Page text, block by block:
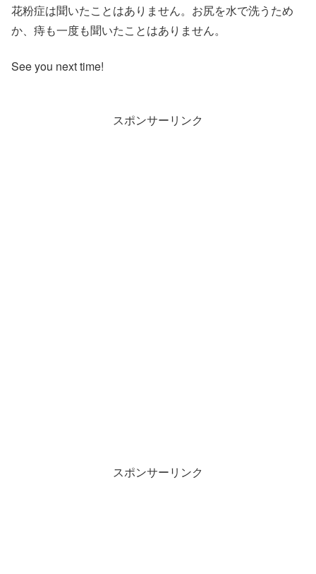
花粉症は聞いたことはありません。お尻を水で洗うため
か、痔も一度も聞いたことはありません。
See you next time!
スポンサーリンク
スポンサーリンク